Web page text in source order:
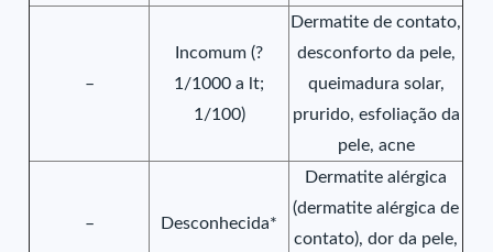
–
Incomum (?
1/1000 a lt;
1/100)
Dermatite de contato,
desconforto da pele,
queimadura solar,
prurido, esfoliação da
pele, acne
– Desconhecida*
Dermatite alérgica
(dermatite alérgica de
contato), dor da pele,